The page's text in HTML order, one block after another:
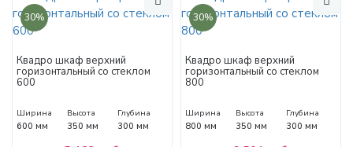
30%
Квадро шкаф верхний
горизонтальный со стеклом
600
Ширина
600 мм
Высота
350 мм
Глубина
300 мм
30%
Квадро шкаф верхний
горизонтальный со стеклом
800
Ширина
800 мм
Высота
350 мм
Глубина
300 мм